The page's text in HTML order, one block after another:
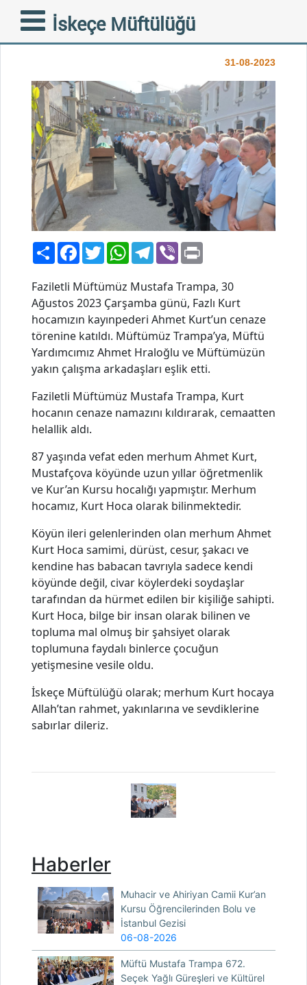
İskeçe Müftülüğü
FAZLI KURT HOCAMIZIN
ACI GÜNÜ
31-08-2023
PaylaşFacebook
TwitterWhatsAppTelegram
Viber
Faziletli Müftümüz Mustafa Trampa, 30
Ağustos 2023 Çarşamba günü, Fazlı Kurt
hocamızın kayınpederi Ahmet Kurt’un cenaze
törenine katıldı. Müftümüz Trampa’ya, Müftü
Yardımcımız Ahmet Hraloğlu ve Müftümüzün
yakın çalışma arkadaşları eşlik etti.
Faziletli Müftümüz Mustafa Trampa, Kurt
hocanın cenaze namazını kıldırarak, cemaatten
helallik aldı.
87 yaşında vefat eden merhum Ahmet Kurt,
Mustafçova köyünde uzun yıllar öğretmenlik
ve Kur’an Kursu hocalığı yapmıştır. Merhum
hocamız, Kurt Hoca olarak bilinmektedir.
Köyün ileri gelenlerinden olan merhum Ahmet
Kurt Hoca samimi, dürüst, cesur, şakacı ve
kendine has babacan tavrıyla sadece kendi
köyünde değil, civar köylerdeki soydaşlar
tarafından da hürmet edilen bir kişiliğe sahipti.
Kurt Hoca, bilge bir insan olarak bilinen ve
topluma mal olmuş bir şahsiyet olarak
toplumuna faydalı binlerce çocuğun
yetişmesine vesile oldu.
İskeçe Müftülüğü olarak; merhum Kurt hocaya
Allah’tan rahmet, yakınlarına ve sevdiklerine
sabırlar dileriz.
Haberler
Muhacir ve Ahiriyan Camii Kur’an
Kursu Öğrencilerinden Bolu ve
İstanbul Gezisi
06-08-2026
Müftü Mustafa Trampa 672.
Seçek Yağlı Güreşleri ve Kültürel